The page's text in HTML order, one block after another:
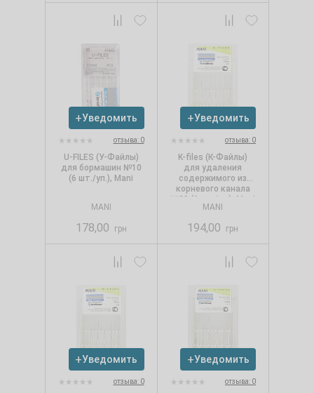
Уведомить
отзыва: 0
U-FILES (У-Файлы)
для бормашин №10
(6 шт./уп.), Mani
MANI
178,00 грн
Уведомить
отзыва: 0
K-files (К-Файлы)
для удаления
содержимого из
корневого канала
№20 (6 шт./уп.), Mani
MANI
194,00 грн
Уведомить
отзыва: 0
Уведомить
отзыва: 0